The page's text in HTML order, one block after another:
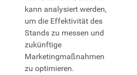
kann analysiert werden,
um die Effektivität des
Stands zu messen und
zukünftige
Marketingmaßnahmen
zu optimieren.